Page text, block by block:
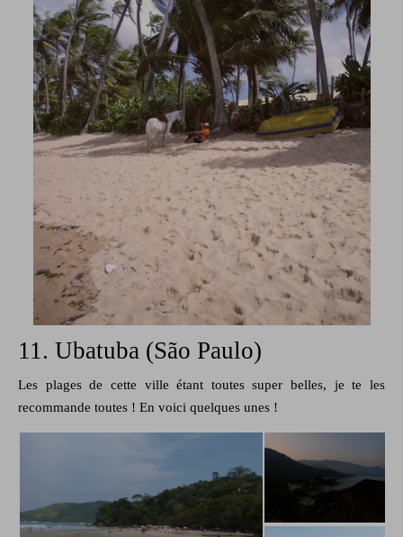
11. Ubatuba (São Paulo)
Les plages de cette ville étant toutes super belles, je te les
recommande toutes ! En voici quelques unes !